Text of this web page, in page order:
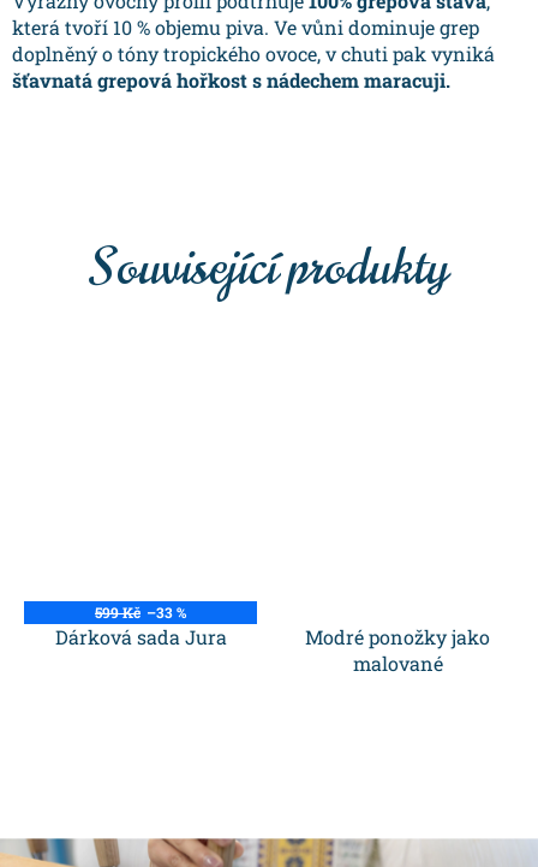
Související produkty
599 Kč –33 %
Dárková sada Jura
Modré ponožky jako
malované
která tvoří 10 % objemu piva. Ve vůni dominuje grep
doplněný o tóny tropického ovoce, v chuti pak vyniká
šťavnatá grepová hořkost s nádechem maracuji.